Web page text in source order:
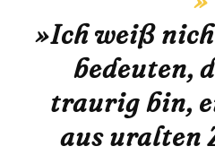
»Ich weiß
bedeuten,
traurig bin,
aus uralten